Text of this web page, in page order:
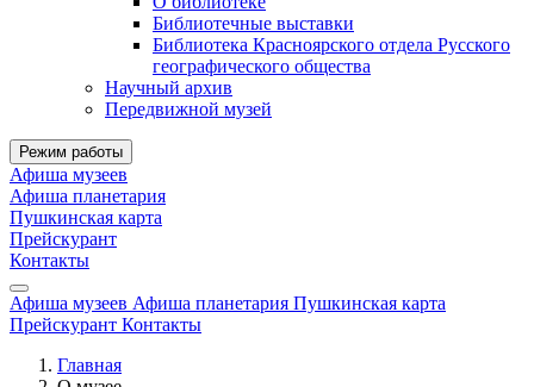
Библиотечные выставки
Библиотека Красноярского отдела Русского
географического общества
Научный архив
Передвижной музей
Режим работы
Афиша музеев
Афиша планетария
Пушкинская карта
Прейскурант
Контакты
Афиша музеев Афиша планетария Пушкинская карта
Прейскурант Контакты
Главная